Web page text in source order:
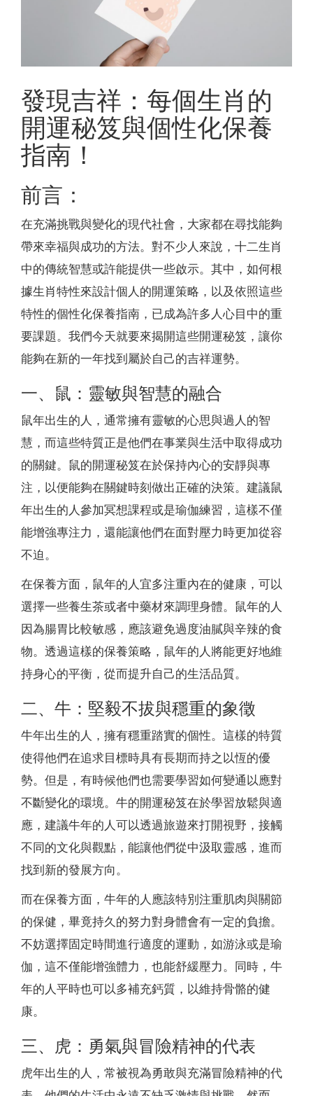
發現吉祥：每個生肖的
開運秘笈與個性化保養
指南！
前言：
在充滿挑戰與變化的現代社會，大家都在尋找能夠
帶來幸福與成功的方法。對不少人來說，十二生肖
中的傳統智慧或許能提供一些啟示。其中，如何根
據生肖特性來設計個人的開運策略，以及依照這些
特性的個性化保養指南，已成為許多人心目中的重
要課題。我們今天就要來揭開這些開運秘笈，讓你
能夠在新的一年找到屬於自己的吉祥運勢。
一、鼠：靈敏與智慧的融合
鼠年出生的人，通常擁有靈敏的心思與過人的智
慧，而這些特質正是他們在事業與生活中取得成功
的關鍵。鼠的開運秘笈在於保持內心的安靜與專
注，以便能夠在關鍵時刻做出正確的決策。建議鼠
年出生的人參加冥想課程或是瑜伽練習，這樣不僅
能增強專注力，還能讓他們在面對壓力時更加從容
不迫。
在保養方面，鼠年的人宜多注重內在的健康，可以
選擇一些養生茶或者中藥材來調理身體。鼠年的人
因為腸胃比較敏感，應該避免過度油膩與辛辣的食
物。透過這樣的保養策略，鼠年的人將能更好地維
持身心的平衡，從而提升自己的生活品質。
二、牛：堅毅不拔與穩重的象徵
牛年出生的人，擁有穩重踏實的個性。這樣的特質
使得他們在追求目標時具有長期而持之以恆的優
勢。但是，有時候他們也需要學習如何變通以應對
不斷變化的環境。牛的開運秘笈在於學習放鬆與適
應，建議牛年的人可以透過旅遊來打開視野，接觸
不同的文化與觀點，能讓他們從中汲取靈感，進而
找到新的發展方向。
而在保養方面，牛年的人應該特別注重肌肉與關節
的保健，畢竟持久的努力對身體會有一定的負擔。
不妨選擇固定時間進行適度的運動，如游泳或是瑜
伽，這不僅能增強體力，也能舒緩壓力。同時，牛
年的人平時也可以多補充鈣質，以維持骨骼的健
康。
三、虎：勇氣與冒險精神的代表
虎年出生的人，常被視為勇敢與充滿冒險精神的代